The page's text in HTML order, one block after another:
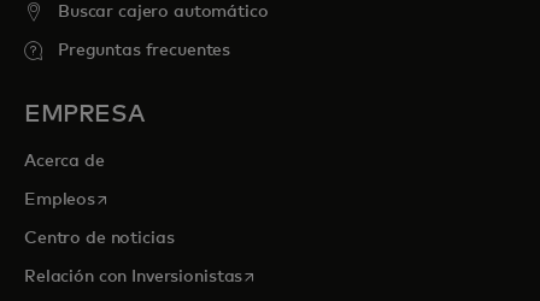
Buscar cajero automático
Preguntas frecuentes
EMPRESA
Acerca de
Empleosse abre en una pestaña nueva
Centro de noticias
Relación con Inversionistasse abre en una pestaña nueva